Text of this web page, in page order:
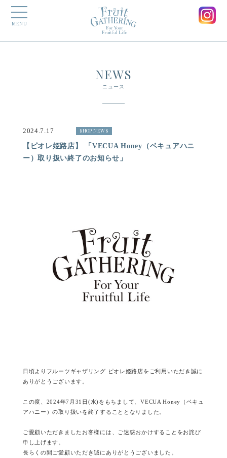
MENU
NEWS
ニュース
2024.7.17 SHOP NEWS
【ピオレ姫路店】 「VECUA Honey（ベキュアハニ
ー）取り扱い終了のお知らせ」
日頃よりフルーツギャザリング ピオレ姫路店をご利用いただき誠に
ありがとうございます。
この度、2024年7月31日(水)をもちまして、VECUA Honey（ベキュ
アハニー）の取り扱いを終了することとなりました。
ご愛顧いただきましたお客様には、ご迷惑おかけすることをお詫び
申し上げます。
長らくの間ご愛顧いただき誠にありがとうございました。